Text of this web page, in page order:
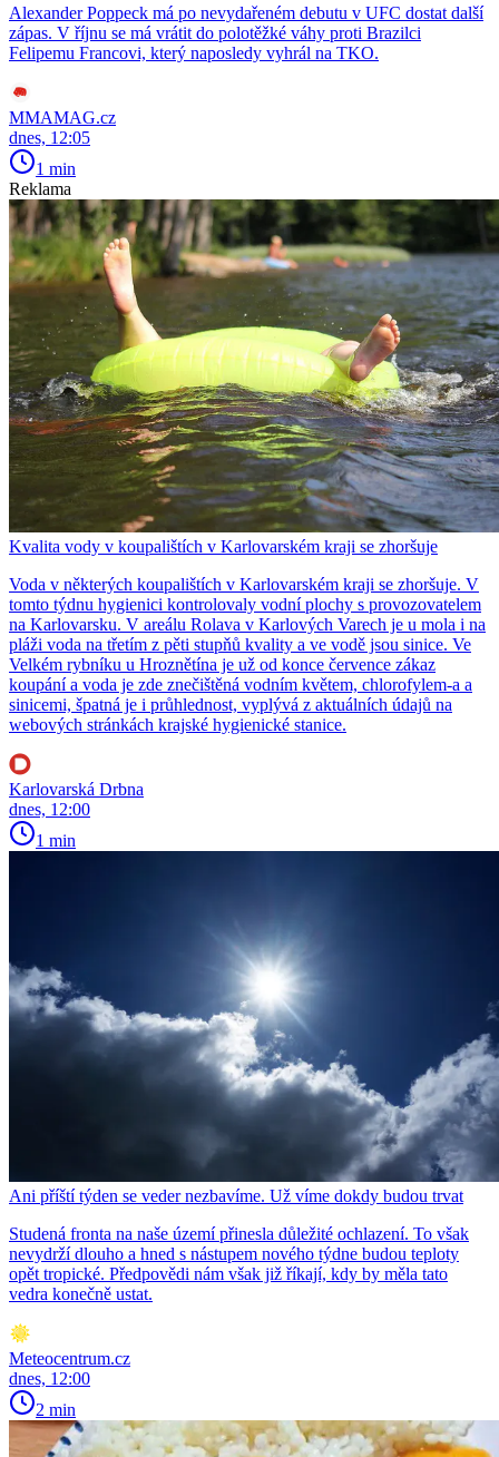
Alexander Poppeck má po nevydařeném debutu v UFC dostat další
zápas. V říjnu se má vrátit do polotěžké váhy proti Brazilci
Felipemu Francovi, který naposledy vyhrál na TKO.
MMAMAG.cz
dnes, 12:05
1 min
Reklama
Kvalita vody v koupalištích v Karlovarském kraji se zhoršuje
Voda v některých koupalištích v Karlovarském kraji se zhoršuje. V
tomto týdnu hygienici kontrolovaly vodní plochy s provozovatelem
na Karlovarsku. V areálu Rolava v Karlových Varech je u mola i na
pláži voda na třetím z pěti stupňů kvality a ve vodě jsou sinice. Ve
Velkém rybníku u Hroznětína je už od konce července zákaz
koupání a voda je zde znečištěná vodním květem, chlorofylem-a a
sinicemi, špatná je i průhlednost, vyplývá z aktuálních údajů na
webových stránkách krajské hygienické stanice.
Karlovarská Drbna
dnes, 12:00
1 min
Ani příští týden se veder nezbavíme. Už víme dokdy budou trvat
Studená fronta na naše území přinesla důležité ochlazení. To však
nevydrží dlouho a hned s nástupem nového týdne budou teploty
opět tropické. Předpovědi nám však již říkají, kdy by měla tato
vedra konečně ustat.
Meteocentrum.cz
dnes, 12:00
2 min